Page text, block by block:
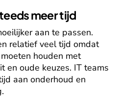
meer tijd
aan te passen.
relatief veel tijd omdat
houden met
en oude keuzes. IT teams
aan onderhoud en